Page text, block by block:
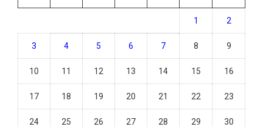
1 2
3 4 5 6 7 8 9
10 11 12 13 14 15 16
17 18 19 20 21 22 23
24 25 26 27 28 29 30